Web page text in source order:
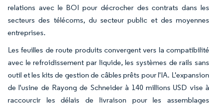
relations avec le BOI pour décrocher des contrats dans les
secteurs des télécoms, du secteur public et des moyennes
entreprises.
Les feuilles de route produits convergent vers la compatibilité
avec le refroidissement par liquide, les systèmes de rails sans
outil et les kits de gestion de câbles prêts pour l'IA. L'expansion
de l'usine de Rayong de Schneider à 140 millions USD vise à
raccourcir les délais de livraison pour les assemblages